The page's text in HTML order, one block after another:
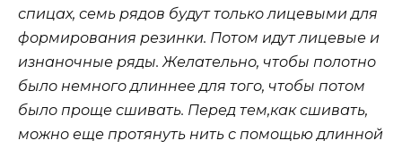
спицах, семь рядов будут только лицевыми для
формирования резинки. Потом идут лицевые и
изнаночные ряды. Желательно, чтобы полотно
было немного длиннее для того, чтобы потом
было проще сшивать. Перед тем,как сшивать,
можно еще протянуть нить с помощью длинной